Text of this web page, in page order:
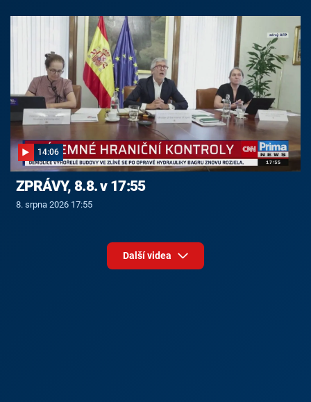
14:06
ZPRÁVY, 8.8. v 17:55
8. srpna 2026 17:55
Další videa